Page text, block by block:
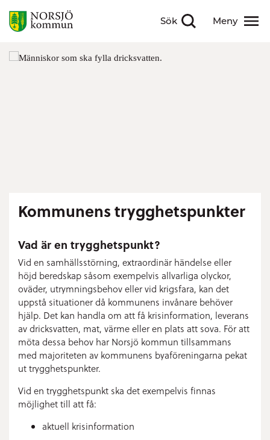
Sök
Visa sökfält Meny
Visa meny
Kommunens trygghetspunkter
Vad är en trygghetspunkt?
Vid en samhällsstörning, extraordinär händelse eller
höjd beredskap såsom exempelvis allvarliga olyckor,
oväder, utrymningsbehov eller vid krigsfara, kan det
uppstå situationer då kommunens invånare behöver
hjälp. Det kan handla om att få krisinformation, leverans
av dricksvatten, mat, värme eller en plats att sova. För att
möta dessa behov har Norsjö kommun tillsammans
med majoriteten av kommunens byaföreningarna pekat
ut trygghetspunkter.
Vid en trygghetspunkt ska det exempelvis finnas
möjlighet till att få:
aktuell krisinformation